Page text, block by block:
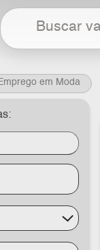
em Moda